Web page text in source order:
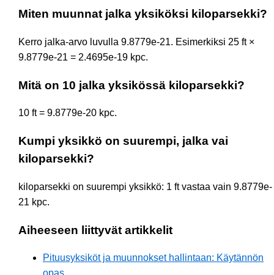
Miten muunnat jalka yksiköksi kiloparsekki?
Kerro jalka-arvo luvulla 9.8779e-21. Esimerkiksi 25 ft ×
9.8779e-21 = 2.4695e-19 kpc.
Mitä on 10 jalka yksikössä kiloparsekki?
10 ft = 9.8779e-20 kpc.
Kumpi yksikkö on suurempi, jalka vai
kiloparsekki?
kiloparsekki on suurempi yksikkö: 1 ft vastaa vain 9.8779e-
21 kpc.
Aiheeseen liittyvät artikkelit
Pituusyksiköt ja muunnokset hallintaan: Käytännön